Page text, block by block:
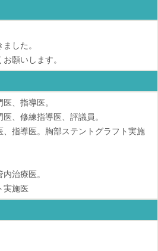
した。
願いします。
、指導医。
、修練指導医、評議員。
指導医。胸部ステントグラフト実施
治療医。
実施医